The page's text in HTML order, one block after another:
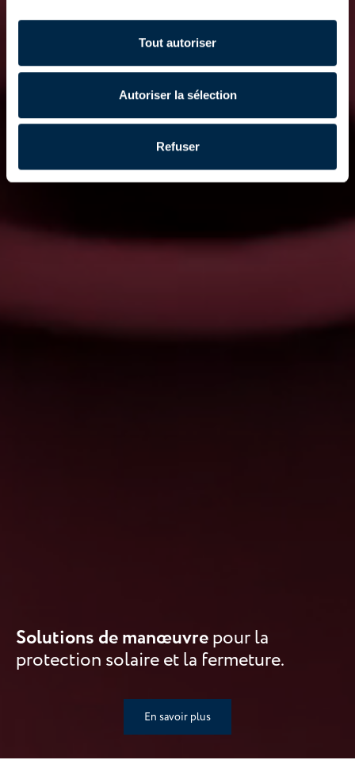
Tout autoriser
Autoriser la sélection
Refuser
Solutions de manœuvrepour la
protection solaire et la fermeture.
En savoir plus